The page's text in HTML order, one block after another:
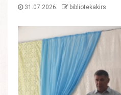
31.07.2026 bibliotekakirs